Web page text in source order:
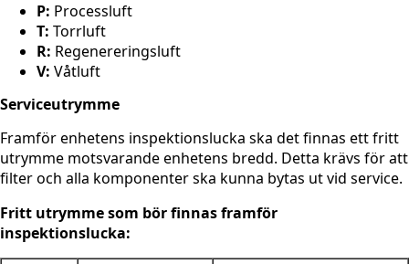
P: Processluft
T: Torrluft
R: Regenereringsluft
V: Våtluft
Serviceutrymme
Framför enhetens inspektionslucka ska det finnas ett fritt
utrymme motsvarande enhetens bredd. Detta krävs för att
filter och alla komponenter ska kunna bytas ut vid service.
Fritt utrymme som bör finnas framför
inspektionslucka: